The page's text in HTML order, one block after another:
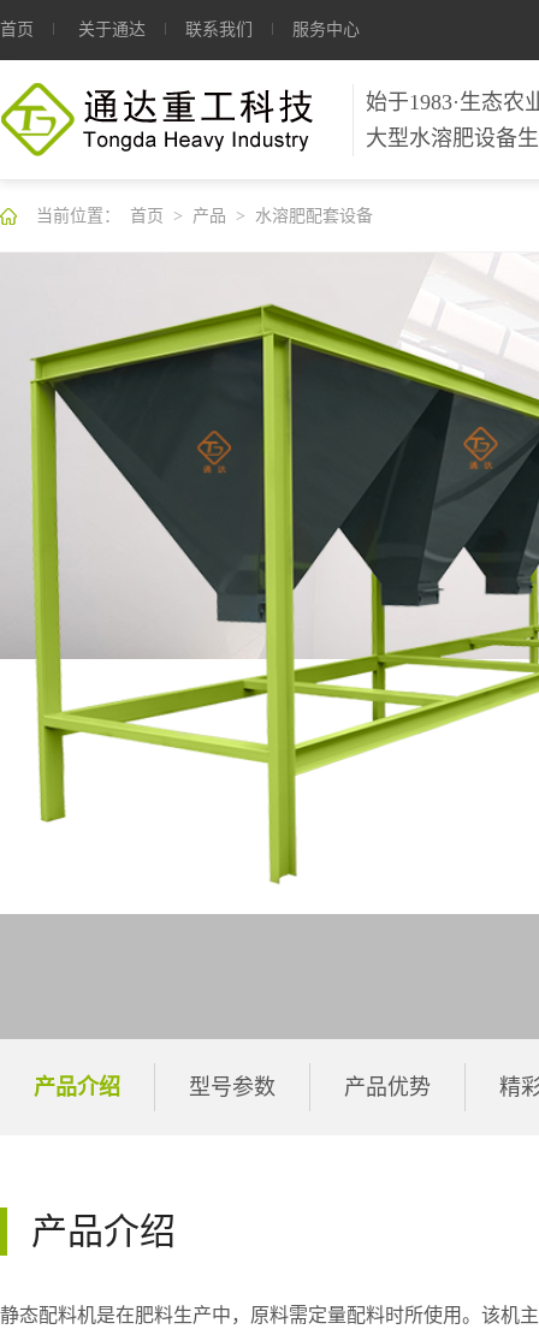
首页 关于通达 联系我们 服务中心
始于1983·生态农
大型水溶肥设备
当前位置： 首页 > 产品 > 水溶肥配套设备
产品介绍 型号参数 产品优势 精
产品介绍
静态配料机是在肥料生产中，原料需定量配料时所使用。该机